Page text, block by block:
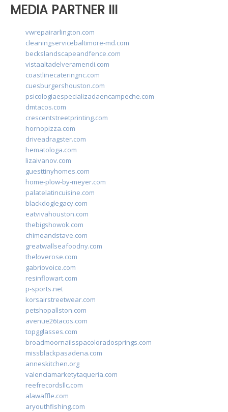
MEDIA PARTNER III
vwrepairarlington.com
cleaningservicebaltimore-md.com
beckslandscapeandfence.com
vistaaltadelveramendi.com
coastlinecateringnc.com
cuesburgershouston.com
psicologiaespecializadaencampeche.com
dmtacos.com
crescentstreetprinting.com
hornopizza.com
driveadragster.com
hematologa.com
lizaivanov.com
guesttinyhomes.com
home-plow-by-meyer.com
palatelatincuisine.com
blackdoglegacy.com
eatvivahouston.com
thebigshowok.com
chimeandstave.com
greatwallseafoodny.com
theloverose.com
gabriovoice.com
resinflowart.com
p-sports.net
korsairstreetwear.com
petshopallston.com
avenue26tacos.com
topgglasses.com
broadmoornailsspacoloradosprings.com
missblackpasadena.com
anneskitchen.org
valenciamarketytaqueria.com
reefrecordsllc.com
alawaffle.com
aryouthfishing.com